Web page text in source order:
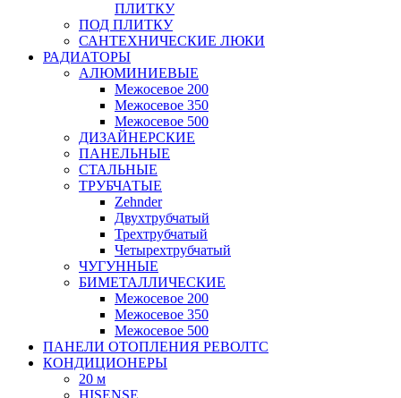
ПЛИТКУ
ПОД ПЛИТКУ
САНТЕХНИЧЕСКИЕ ЛЮКИ
РАДИАТОРЫ
АЛЮМИНИЕВЫЕ
Межосевое 200
Межосевое 350
Межосевое 500
ДИЗАЙНЕРСКИЕ
ПАНЕЛЬНЫЕ
СТАЛЬНЫЕ
ТРУБЧАТЫЕ
Zehnder
Двухтрубчатый
Трехтрубчатый
Четырехтрубчатый
ЧУГУННЫЕ
БИМЕТАЛЛИЧЕСКИЕ
Межосевое 200
Межосевое 350
Межосевое 500
ПАНЕЛИ ОТОПЛЕНИЯ РЕВОЛТС
КОНДИЦИОНЕРЫ
20 м